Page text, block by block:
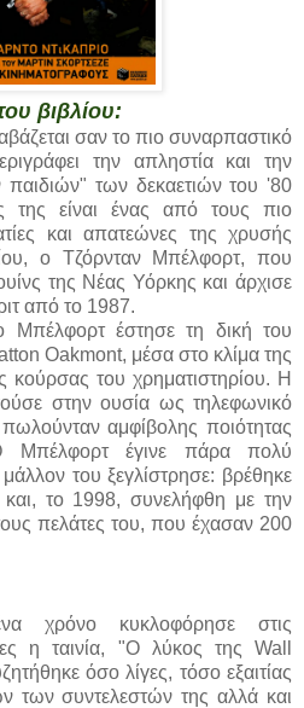
βιβλίου:
σαν το πιο συναρπαστικό
την απληστία και την
των δεκαετιών του '80
της είναι ένας από τους πιο
και απατεώνες της χρυσής
ο Τζόρνταν Μπέλφορτ, που
της Νέας Υόρκης και άρχισε
από το 1987.
Μπέλφορτ έστησε τη δική του
Oakmont, μέσα στο κλίμα της
κούρσας του χρηματιστηρίου. Η
στην ουσία ως τηλεφωνικό
αμφίβολης ποιότητας
Μπέλφορτ έγινε πάρα πολύ
του ξεγλίστρησε: βρέθηκε
το 1998, συνελήφθη με την
πελάτες του, που έχασαν 200
χρόνο κυκλοφόρησε στις
η ταινία, "Ο λύκος της Wall
όσο λίγες, τόσο εξαιτίας
των συντελεστών της αλλά και